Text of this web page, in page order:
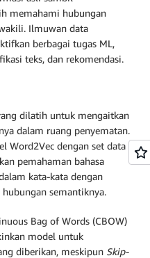
memahami hubungan
Ilmuwan data
berbagai tugas ML,
teks, dan rekomendasi.
dilatih untuk mengaitkan
dalam ruang penyematan.
Word2Vec dengan set data
pemahaman bahasa
kata-kata dengan
semantiknya.
Bag of Words (CBOW)
model untuk
diberikan, meskipun Skip-